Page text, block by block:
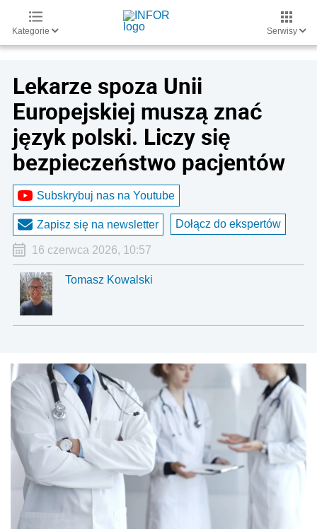
Kategorie Serwisy
Lekarze spoza Unii
Europejskiej muszą znać
język polski. Liczy się
bezpieczeństwo pacjentów
Subskrybuj nas na Youtube
Zapisz się na newsletter Dołącz do ekspertów
16 czerwca 2026, 10:57
Tomasz Kowalski